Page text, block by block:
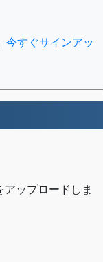
今すぐサインアッ
ップロードしま